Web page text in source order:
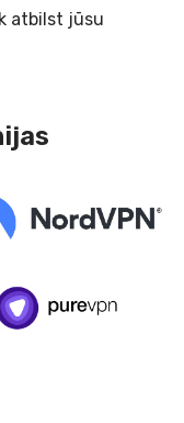
atbilst jūsu